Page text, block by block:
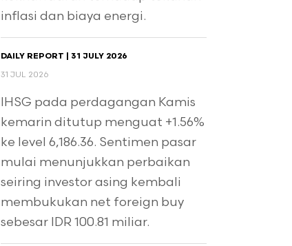
inflasi dan biaya energi.
DAILY REPORT | 31 JULY 2026
31 JUL 2026
IHSG pada perdagangan Kamis
kemarin ditutup menguat +1.56%
ke level 6,186.36. Sentimen pasar
mulai menunjukkan perbaikan
seiring investor asing kembali
membukukan net foreign buy
sebesar IDR 100.81 miliar.